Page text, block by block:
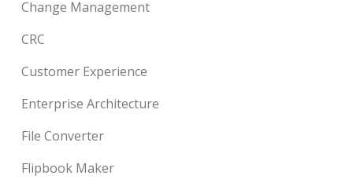
Change Management
CRC
Customer Experience
Enterprise Architecture
File Converter
Flipbook Maker